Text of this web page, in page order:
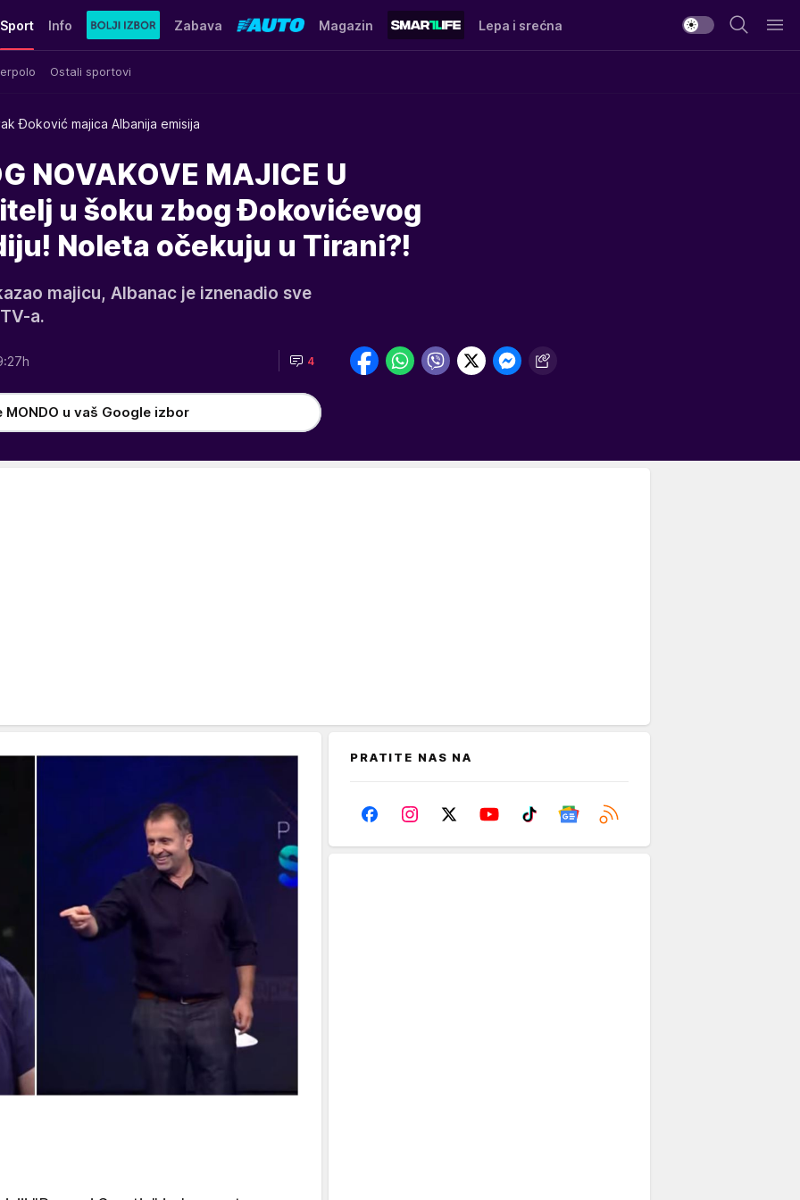
Sport
Ostali sportovi
Info Zabava Magazin Lepa i srećna
Đoković majica Albanija emisija
NOVAKOVE MAJICE U
u šoku zbog Đokovićevog
Noleta očekuju u Tirani?!
majicu, Albanac je iznenadio sve
a.
4
MONDO u vaš Google izbor
PRATITE NAS NA